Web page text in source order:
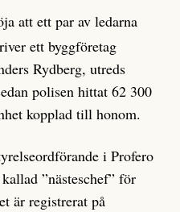
att ett par av ledarna
ett byggföretag
Rydberg, utreds
polisen hittat 62 300
kopplad till honom.
i Profero
”nästeschef” för
är registrerat på